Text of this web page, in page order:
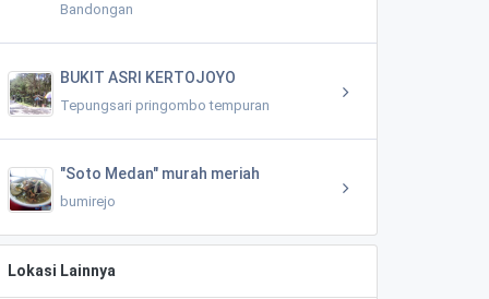
Bandongan
BUKIT ASRI KERTOJOYO
Tepungsari pringombo tempuran
"Soto Medan" murah meriah
bumirejo
Lokasi Lainnya